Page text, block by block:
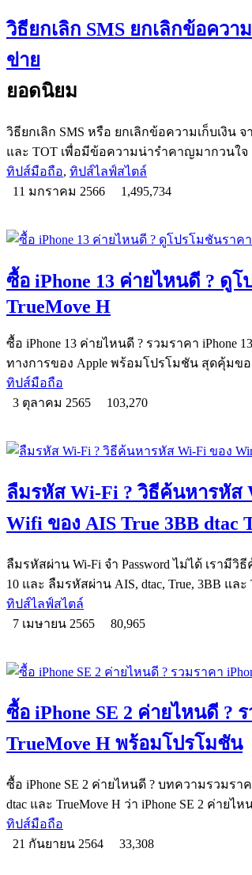
วิธียกเลิก SMS ยกเลิกข้อควา
ข่าย
ยอดนิยม
วิธียกเลิก SMS หรือ ยกเลิกข้อความเก็บเงิน จ
และ TOT เพื่อมีข้อความน่ารำคาญมากวนใจ
ทิปส์มือถือ, ทิปส์ไลฟ์สไตล์
11 มกราคม 2566
1,495,734
ซื้อ iPhone 13 ค่ายไหนดี ? ดู
TrueMove H
ซื้อ iPhone 13 ค่ายไหนดี ? รวมราคา iPhone
ทางการของ Apple พร้อมโปรโมชัน สุดคุ้มข
ทิปส์มือถือ
3 ตุลาคม 2565
103,270
ลืมรหัส Wi-Fi ? วิธีค้นหารหัส
Wifi ของ AIS True 3BB dtac
ลืมรหัสผ่าน Wi-Fi จำ Password ไม่ได้ เรามี
10 และ ลืมรหัสผ่าน AIS, dtac, True, 3BB และ
ทิปส์ไลฟ์สไตล์
7 เมษายน 2565
80,965
ซื้อ iPhone SE 2 ค่ายไหนดี ?
TrueMove H พร้อมโปรโมชัน
ซื้อ iPhone SE 2 ค่ายไหนดี ? บทความรวมร
dtac และ TrueMove H ว่า iPhone SE 2 ค่ายไ
ทิปส์มือถือ
21 กันยายน 2564
33,308